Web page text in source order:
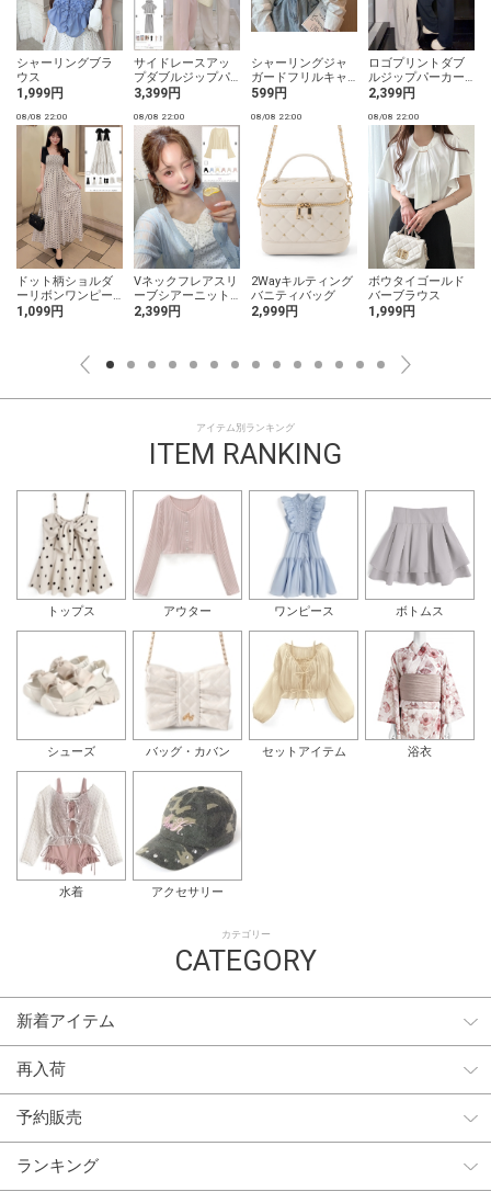
シャーリングブラ
ウス
1,999円
サイドレースアッ
プダブルジップパ
ーカー×ワイドパン
3,399円
シャーリングジャ
ガードフリルキャ
ミソール
599円
ロゴプリントダブ
ルジップパーカー×
ワイドパンツセッ
2,399円
08/08 22:00
ドット柄ショルダ
ーリボンワンピー
ス1,099円
08/08 22:00
Vネックフレアスリ
ーブシアーニット
カーディガン
2,399円
08/08 22:00
2Wayキルティング
バニティバッグ
2,999円
08/08 22:00
ボウタイゴールド
バーブラウス
1,999円
アイテム別ランキング
ITEM RANKING
トップス アウター ワンピース ボトムス
シューズ バッグ・カバン セットアイテム 浴衣
水着 アクセサリー
カテゴリー
CATEGORY
新着アイテム
再入荷
予約販売
ランキング